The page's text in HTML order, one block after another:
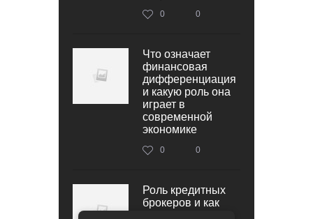
0 0
Что означает
финансовая
дифференциация
и какую роль она
играет в
современной
экономике
0 0
Роль кредитных
брокеров и как